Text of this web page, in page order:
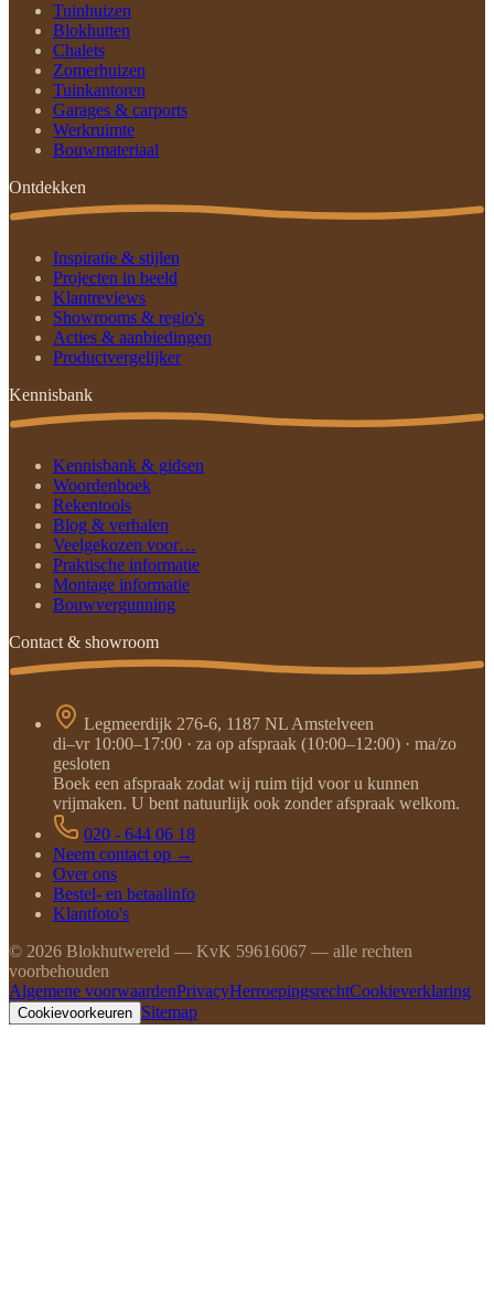
Tuinhuizen
Blokhutten
Chalets
Zomerhuizen
Tuinkantoren
Garages & carports
Werkruimte
Bouwmateriaal
Ontdekken
Inspiratie & stijlen
Projecten in beeld
Klantreviews
Showrooms & regio's
Acties & aanbiedingen
Productvergelijker
Kennisbank
Kennisbank & gidsen
Woordenboek
Rekentools
Blog & verhalen
Veelgekozen voor…
Praktische informatie
Montage informatie
Bouwvergunning
Contact & showroom
Legmeerdijk 276-6, 1187 NL Amstelveen
di–vr 10:00–17:00 · za op afspraak (10:00–12:00) · ma/zo
gesloten
Boek een afspraak zodat wij ruim tijd voor u kunnen
vrijmaken. U bent natuurlijk ook zonder afspraak welkom.
020 - 644 06 18
Neem contact op →
Over ons
Bestel- en betaalinfo
Klantfoto's
© 2026 Blokhutwereld — KvK 59616067 — alle rechten
voorbehouden
Algemene voorwaardenPrivacyHerroepingsrechtCookieverklaring
Cookievoorkeuren Sitemap